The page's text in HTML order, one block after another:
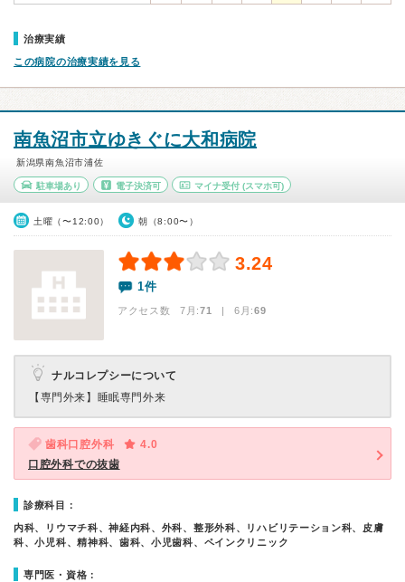
治療実績
この病院の治療実績を見る
南魚沼市立ゆきぐに大和病院
新潟県南魚沼市浦佐
駐車場あり 電子決済可 マイナ受付 (スマホ可)
土曜（〜12:00） 朝（8:00〜）
3.24
1件
アクセス数 7月:71 | 6月:69
ナルコレプシーについて
【専門外来】 睡眠専門外来
歯科口腔外科
4.0
口腔外科での抜歯
診療科目：
内科、リウマチ科、神経内科、外科、整形外科、リハビリテーション科、皮膚
科、小児科、精神科、歯科、小児歯科、ペインクリニック
専門医・資格：